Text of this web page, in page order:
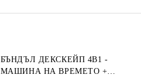
БЪНДЪЛ ДЕКСКЕЙП 4В1 -
МАШИНА НА ВРЕМЕТО +